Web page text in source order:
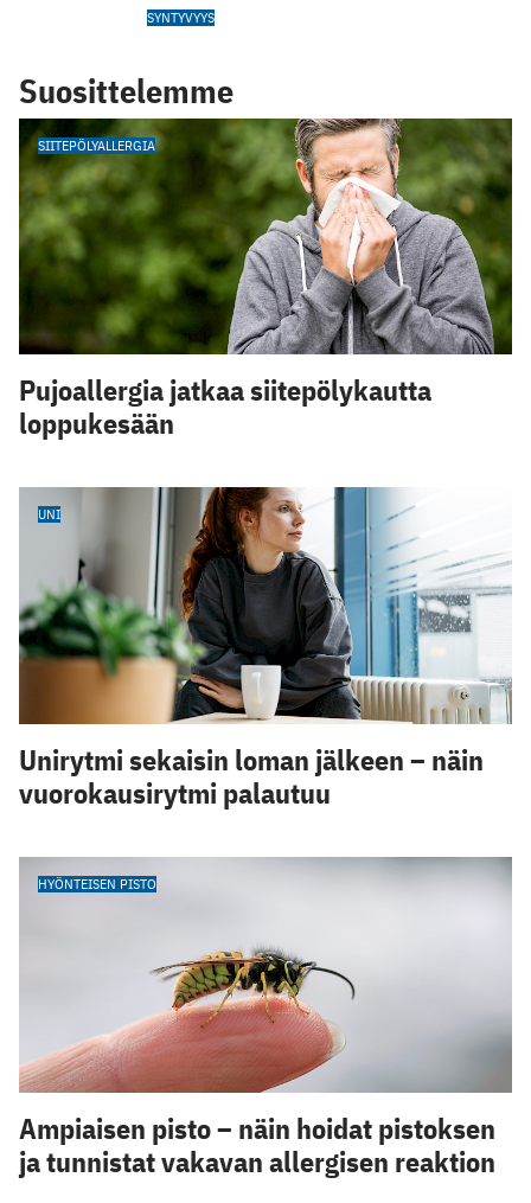
SYNTYVYYS
Suosittelemme
SIITEPÖLYALLERGIA
Pujoallergia jatkaa siitepölykautta
loppukesään
UNI
Unirytmi sekaisin loman jälkeen – näin
vuorokausirytmi palautuu
HYÖNTEISEN PISTO
Ampiaisen pisto – näin hoidat pistoksen
ja tunnistat vakavan allergisen reaktion